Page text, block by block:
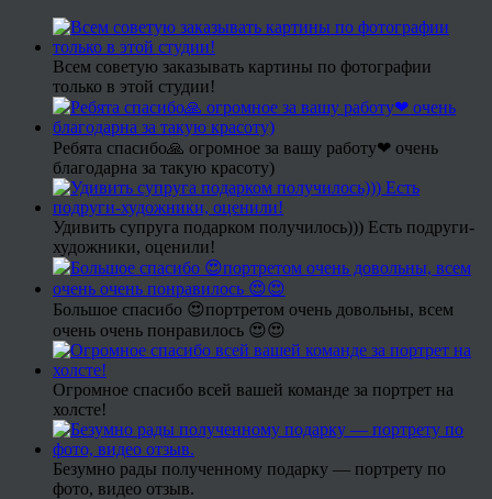
Всем советую заказывать картины по фотографии
только в этой студии!
Ребята спасибо🙏 огромное за вашу работу❤ очень
благодарна за такую красоту)
Удивить супруга подарком получилось))) Есть подруги-
художники, оценили!
Большое спасибо 😍портретом очень довольны, всем
очень очень понравилось 😍😍
Огромное спасибо всей вашей команде за портрет на
холсте!
Безумно рады полученному подарку — портрету по
фото, видео отзыв.